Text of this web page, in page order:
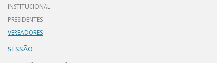
INSTITUCIONAL
PRESIDENTES
VEREADORES
SESSÃO